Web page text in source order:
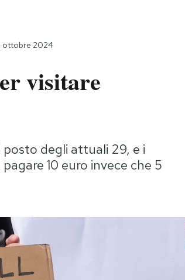
ottobre 2024
visitare
degli attuali 29, e i
10 euro invece che 5